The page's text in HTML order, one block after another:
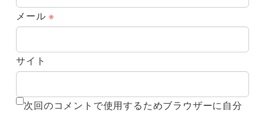
メール※
サイト
次回のコメントで使用するためブラウザーに自分